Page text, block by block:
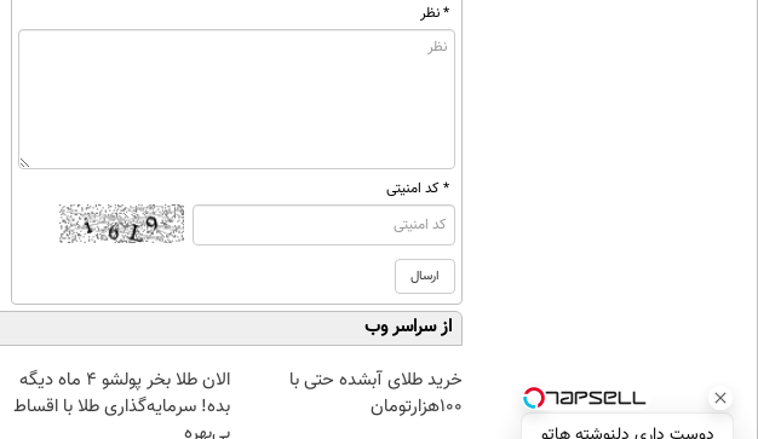
* نظر
* کد امنیتی
از سراسر وب
خرید طلای آبشده حتی با
۱۰۰هزارتومان
الان طلا بخر پولشو 4 ماه دیگه
بده! سرمایه‌گذاری طلا با اقساط
بی‌بهره